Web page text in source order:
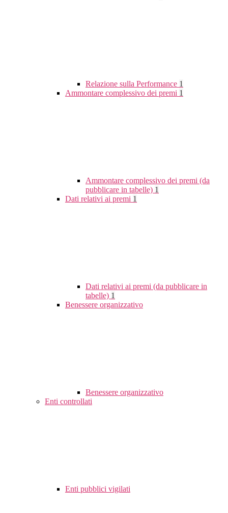
Relazione sulla Performance 1
Ammontare complessivo dei premi 1
Ammontare complessivo dei premi (da
pubblicare in tabelle) 1
Dati relativi ai premi 1
Dati relativi ai premi (da pubblicare in
tabelle) 1
Benessere organizzativo
Benessere organizzativo
Enti controllati
Enti pubblici vigilati